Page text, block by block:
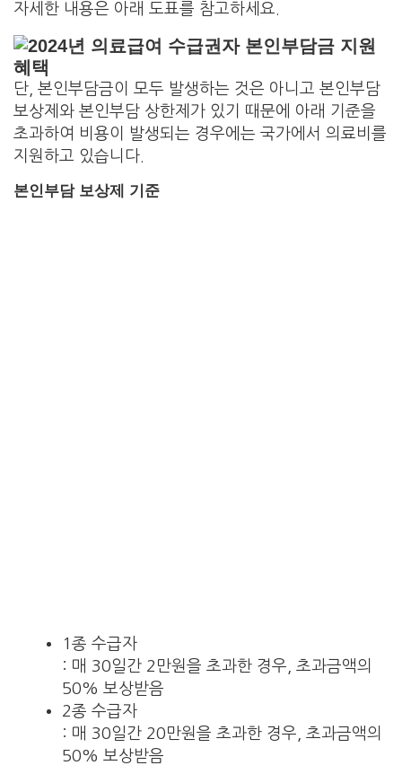
자세한 내용은 아래 도표를 참고하세요.
단, 본인부담금이 모두 발생하는 것은 아니고 본인부담
보상제와 본인부담 상한제가 있기 때문에 아래 기준을
초과하여 비용이 발생되는 경우에는 국가에서 의료비를
지원하고 있습니다.
본인부담 보상제 기준
1종 수급자
: 매 30일간 2만원을 초과한 경우, 초과금액의
50% 보상받음
2종 수급자
: 매 30일간 20만원을 초과한 경우, 초과금액의
50% 보상받음